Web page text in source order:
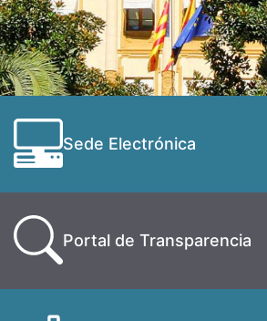
Sede Electrónica
Portal de Transparencia